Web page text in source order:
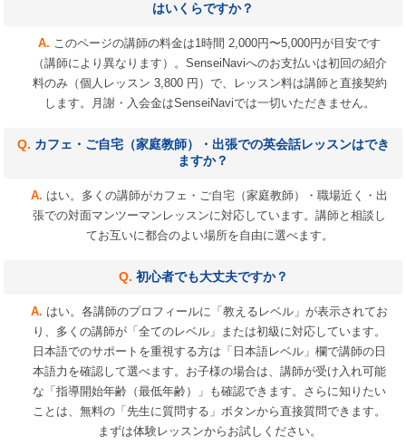
はいくらですか？
このページの講師の料金は1時間 2,000円〜5,000円が目安です
（講師により異なります）。SenseiNaviへのお支払いは初回の紹介
料のみ（個人レッスン 3,800 円）で、レッスン料は講師と直接契約
します。月謝・入会金はSenseiNaviでは一切いただきません。
カフェ・ご自宅（家庭教師）・出張での英会話レッスンはでき
ますか？
はい。多くの講師がカフェ・ご自宅（家庭教師）・職場近く・出
張での対面マンツーマンレッスンに対応しています。講師と相談し
てお互いに都合のよい場所を自由に選べます。
初心者でも大丈夫ですか？
はい。各講師のプロフィールに「教えるレベル」が表示されてお
り、多くの講師が「全てのレベル」または初級に対応しています。
日本語でのサポートを重視する方は「日本語レベル」欄で講師の日
本語力を確認して選べます。お子様の場合は、講師が受け入れ可能
な「指導開始年齢（最低年齢）」も確認できます。さらに知りたい
ことは、無料の「先生に質問する」ボタンから直接質問できます。
まずは体験レッスンからお試しください。